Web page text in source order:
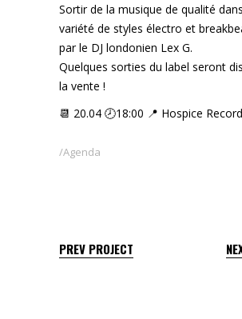
Sortir de la musique de qualité
variété de styles électro et
par le DJ londonien Lex G.
Quelques sorties du label seront
la vente !
📆 20.04 🕗18:00 📍 Hospice
Agenda
PREV PROJECT